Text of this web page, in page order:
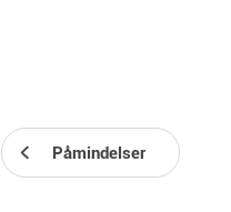
Påmindelser